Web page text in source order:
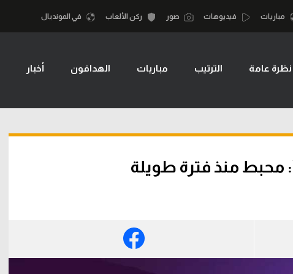
الكرة الإفريقية
الدوري الإنجليزي
كرة السلة الأمريكية
كرة سلة
رياضة نسائية
مباريات فيديوهات صور ركن الألعاب في المونديال
نظرة عامة الترتيب مباريات الهدافون أخبار